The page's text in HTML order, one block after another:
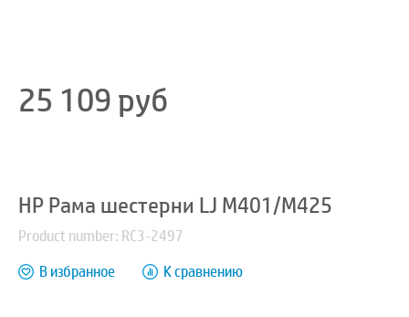
25 109руб
HP Рама шестерни LJ M401/M425
Product number: RC3-2497
В избранное
К сравнению